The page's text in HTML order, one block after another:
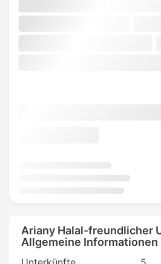
Ariany Halal-freundlicher
Allgemeine Informationen